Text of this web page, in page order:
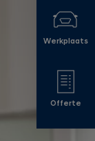
Werkplaats
Offerte